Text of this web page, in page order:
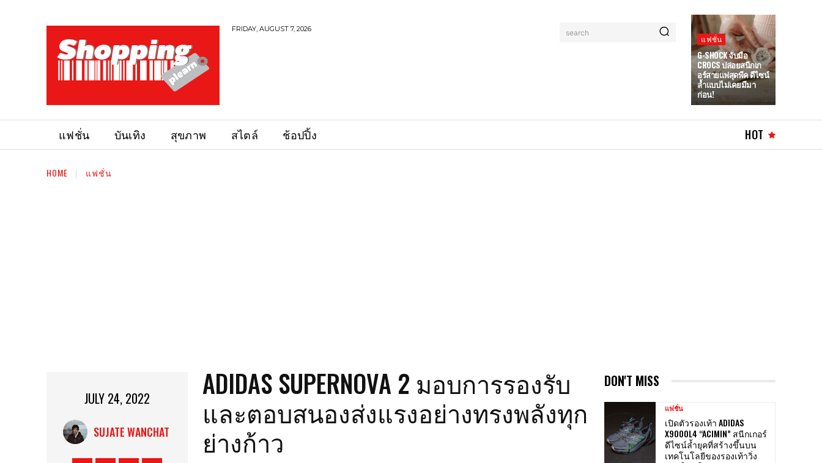
FRIDAY, AUGUST 7, 2026 search
แฟชั่น
G-SHOCK จับมือ
CROCS ปล่อยสนีกเก
อร์สายแฟสุดพีค ดีไซน์
ล้ำแบบไม่เคยมีมา
ก่อน!
แฟชั่น บันเทิง สุขภาพ สไตล์ ช้อปปิ้ง HOT
HOME แฟชั่น
JULY 24, 2022
SUJATE WANCHAT
ADIDAS SUPERNOVA 2 มอบการรองรับ
และตอบสนองส่งแรงอย่างทรงพลังทุก
ย่างก้าว
DON'T MISS
แฟชั่น
เปิดตัวรองเท้า ADIDAS
X9000L4 “ACIMIN” สนีกเกอร์
ดีไซน์ล้ำยุคที่สร้างขึ้นบน
เทคโนโลยีของรองเท้าวิ่ง